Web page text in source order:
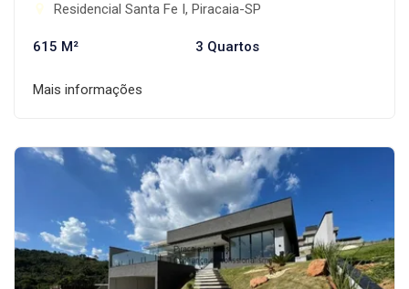
Residencial Santa Fe I, Piracaia-SP
615 M² 3 Quartos
Mais informações